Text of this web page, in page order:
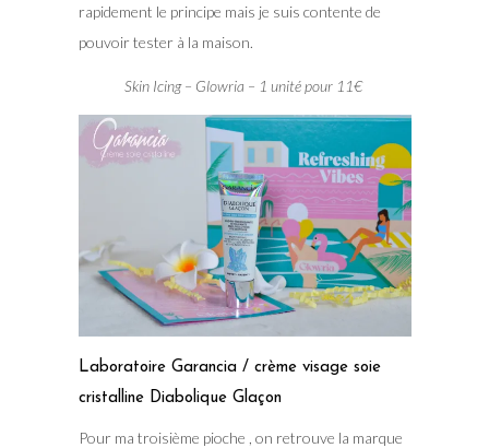
rapidement le principe mais je suis contente de
pouvoir tester à la maison.
Skin Icing – Glowria – 1 unité pour 11€
Laboratoire Garancia / crème visage soie
cristalline Diabolique Glaçon
Pour ma troisième pioche , on retrouve la marque